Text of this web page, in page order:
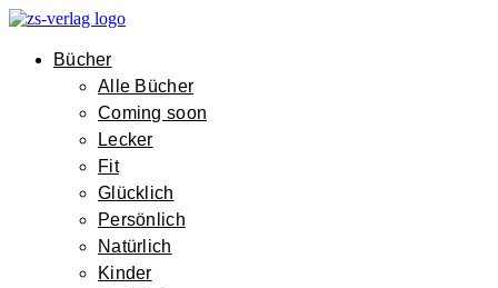
Bücher
Alle Bücher
Coming soon
Lecker
Fit
Glücklich
Persönlich
Natürlich
Kinder